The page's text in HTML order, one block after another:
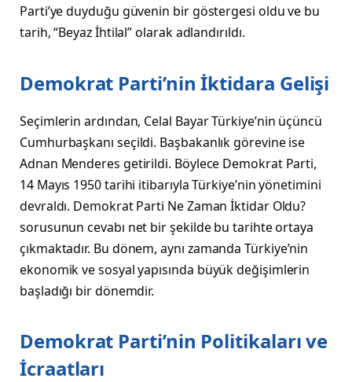
Parti’ye duyduğu güvenin bir göstergesi oldu ve bu
tarih, “Beyaz İhtilal” olarak adlandırıldı.
Demokrat Parti’nin İktidara Gelişi
Seçimlerin ardından, Celal Bayar Türkiye’nin üçüncü
Cumhurbaşkanı seçildi. Başbakanlık görevine ise
Adnan Menderes getirildi. Böylece Demokrat Parti,
14 Mayıs 1950 tarihi itibarıyla Türkiye’nin yönetimini
devraldı. Demokrat Parti Ne Zaman İktidar Oldu?
sorusunun cevabı net bir şekilde bu tarihte ortaya
çıkmaktadır. Bu dönem, aynı zamanda Türkiye’nin
ekonomik ve sosyal yapısında büyük değişimlerin
başladığı bir dönemdir.
Demokrat Parti’nin Politikaları ve
İcraatları